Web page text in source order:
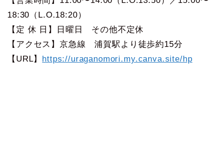
18:30（L.O.18:20）
【定 休 日】日曜日 その他不定休
【アクセス】京急線 浦賀駅より徒歩約15分
【URL】 https://uraganomori.my.canva.site/hp